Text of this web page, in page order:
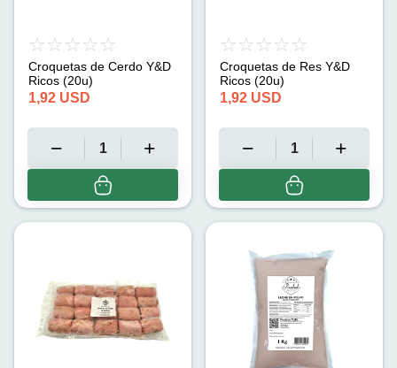
Croquetas de Cerdo Y&D
Ricos (20u)
1,92 USD
Croquetas de Res Y&D
Ricos (20u)
1,92 USD